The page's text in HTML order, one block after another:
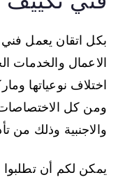
بكل اتقان يعمل
الاعمال والخدمات
اختلاف نوعياتها
ومن كل
والاجنبية وذلك من
يمكن لكم أن